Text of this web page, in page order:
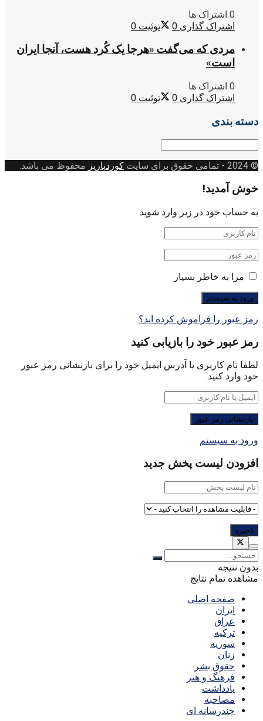
0 اشتراک ها
اشتراک گذاری 0 توئیت 0
مردی که می‌گفت «هرجا یک کُرد هست، آنجا ایران
است»
0 اشتراک ها
اشتراک گذاری 0 توئیت 0
دسته بندی
© 2024
- تمامی حقوق برای سایت کوردپاریز محفوظ می باشد.
خوش آمدید!
به حساب خود در زیر وارد شوید
مرا به خاطر بسپار
رمز عبور را فراموش کرده اید؟
رمز عبور خود را بازیابی کنید
لطفا نام کاربری یا آدرس ایمیل خود را برای بازنشانی رمز عبور
خود وارد کنید.
ورود به سیستم
افزودن لیست پخش جدید
بدون نتیجه
مشاهده تمام نتایج
صفحه اصلی
ایران
عراق
ترکیه
سوریه
زنان
حقوق بشر
فرهنگ و هنر
یادداشت
مصاحبه
چندرسانه ای